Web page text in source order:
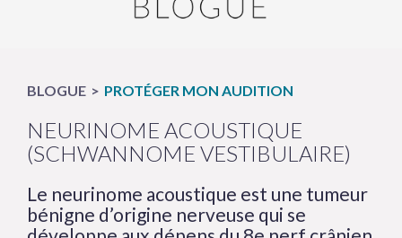
BLOGUE PROTÉGER MON AUDITION
NEURINOME ACOUSTIQUE
(SCHWANNOME VESTIBULAIRE)
Le neurinome acoustique est une tumeur
bénigne d’origine nerveuse qui se